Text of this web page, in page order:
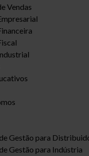
Vendas
Gestão para
Gestão para Indústria